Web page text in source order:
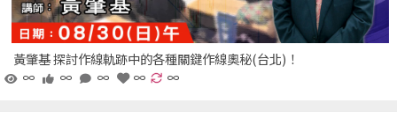
黃肇基 探討作線軌跡中的各種關鍵作線奧秘(台北)！
∞
∞ ∞ ∞ ∞